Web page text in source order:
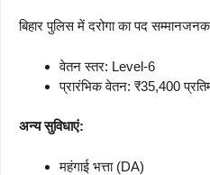
बिहार पुलिस में दरोगा का पद
वेतन स्तर: Level-6
प्रारंभिक वेतन: ₹35,400
अन्य सुविधाएं:
महंगाई भत्ता (DA)